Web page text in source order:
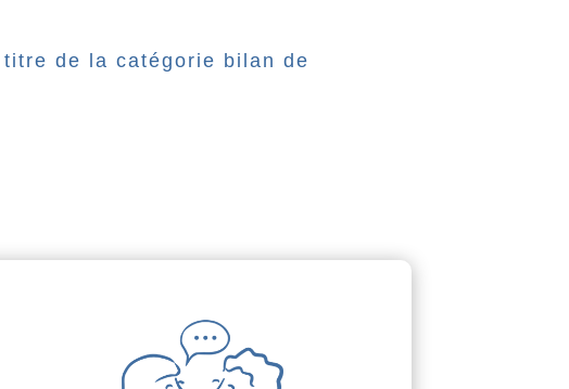
de la catégorie bilan de